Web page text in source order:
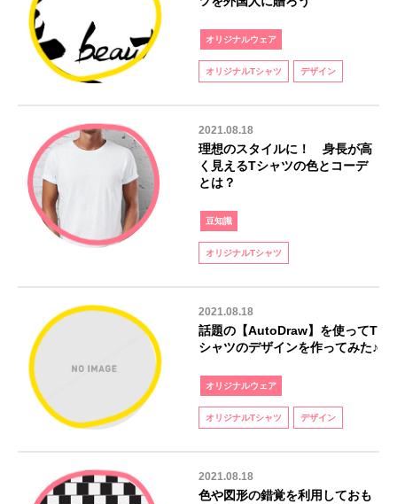
オリジナルウェア
オリジナルTシャツ デザイン
2021.08.18
理想のスタイルに！ 身長が高
く見えるTシャツの色とコーデ
とは？
豆知識
オリジナルTシャツ
2021.08.18
話題の【AutoDraw】を使ってT
シャツのデザインを作ってみた♪
オリジナルウェア
オリジナルTシャツ デザイン
2021.08.18
色や図形の錯覚を利用しておも